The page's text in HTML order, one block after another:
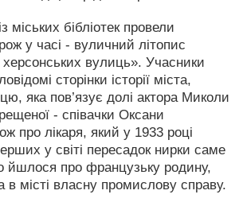
міських бібліотек провели
у часі - вуличний літопис
херсонських вулиць». Учасники
сторінки історії міста,
яка пов’язує долі актора Миколи
- співачки Оксани
про лікаря, який у 1933 році
у світі пересадок нирки саме
йшлося про французьку родину,
в місті власну промислову справу.